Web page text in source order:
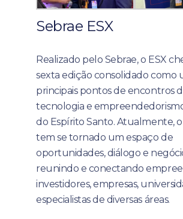
Sebrae ESX
Realizado pelo Sebrae, o ESX
sexta edição consolidado como
principais pontos de encontros
tecnologia e
do Espírito Santo. Atualmente,
tem se tornado um espaço de
oportunidades, diálogo e
reunindo e conectando
investidores, empresas,
especialistas de diversas áreas.